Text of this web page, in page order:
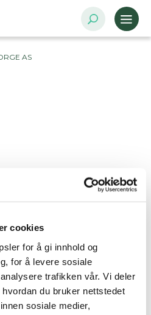
cookies
for å gi innhold og
for å levere sosiale
trafikken vår. Vi deler
du bruker nettstedet
sosiale medier,
AS
LØRENSKOG